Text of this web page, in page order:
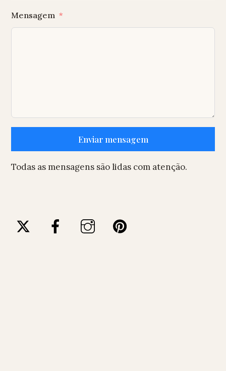
Mensagem
Enviar mensagem
Todas as mensagens são lidas com atenção.